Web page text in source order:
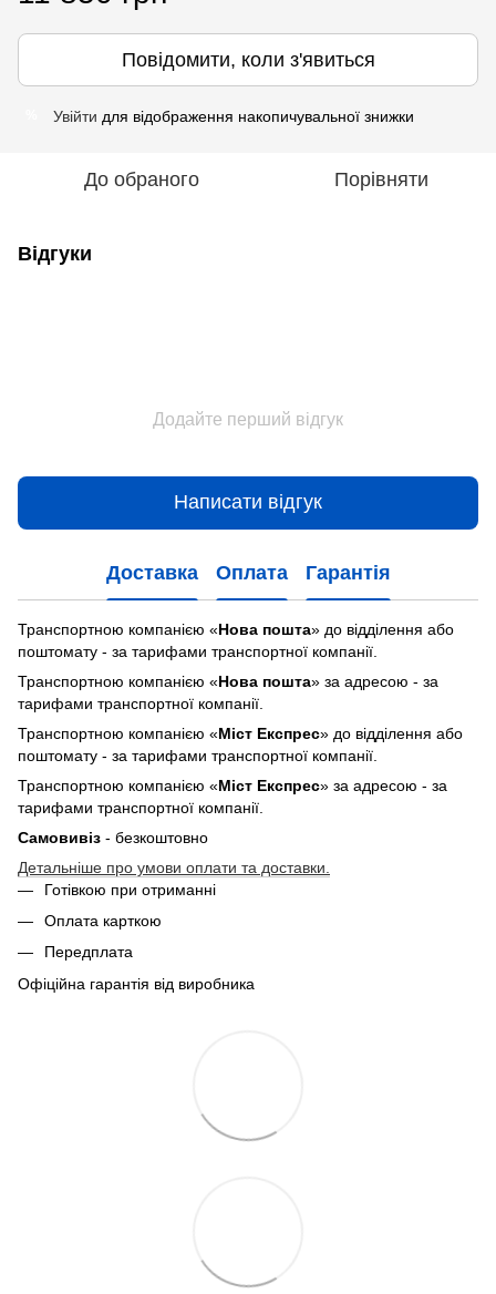
Повідомити, коли з'явиться
Увійти для відображення накопичувальної знижки
До обраного Порівняти
Відгуки
Додайте перший відгук
Написати відгук
Доставка Оплата Гарантія
Транспортною компанією «Нова пошта» до відділення або
поштомату - за тарифами транспортної компанії.
Транспортною компанією «Нова пошта» за адресою - за
тарифами транспортної компанії.
Транспортною компанією «Міст Експрес» до відділення або
поштомату - за тарифами транспортної компанії.
Транспортною компанією «Міст Експрес» за адресою - за
тарифами транспортної компанії.
Самовивіз - безкоштовно
Детальніше про умови оплати та доставки.
Готівкою при отриманні
Оплата карткою
Передплата
Офіційна гарантія від виробника